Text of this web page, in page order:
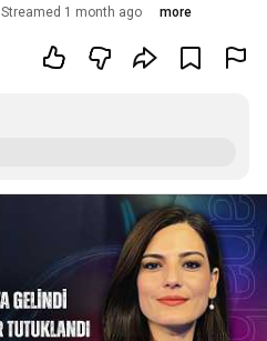
Streamed 1 month ago more